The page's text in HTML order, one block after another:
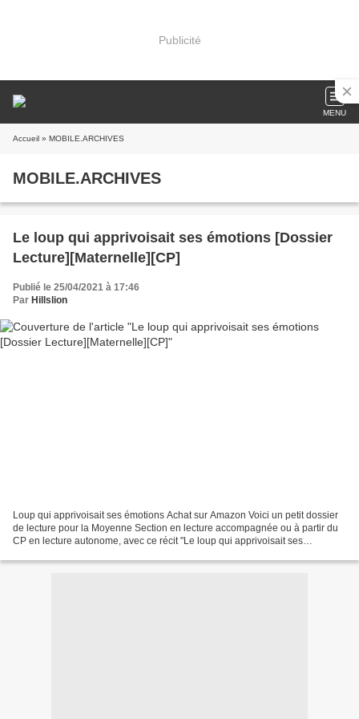
Publicité
MENU
Accueil » MOBILE.ARCHIVES
MOBILE.ARCHIVES
Le loup qui apprivoisait ses émotions [Dossier
Lecture][Maternelle][CP]
Publié le 25/04/2021 à 17:46
Par Hillslion
Loup qui apprivoisait ses émotions Achat sur Amazon Voici un petit dossier
de lecture pour la Moyenne Section en lecture accompagnée ou à partir du
CP en lecture autonome, avec ce récit "Le loup qui apprivoisait ses